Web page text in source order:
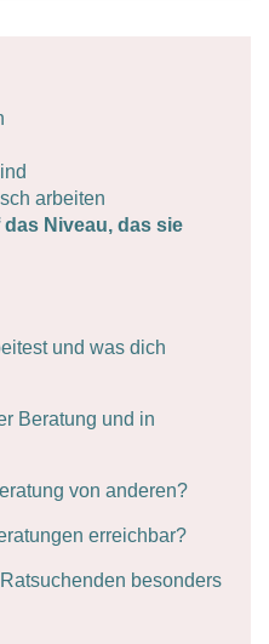
arbeiten
Niveau, das sie
und was dich
Beratung und in
von anderen?
erreichbar?
besonders